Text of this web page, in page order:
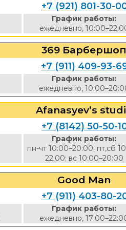
+7 (921) 801-30-
График работы:
ежедневно,
369 Барбершоп
+7 (911) 409-93-
График работы:
ежедневно,
Afanasyev’s
+7 (8142) 50-50-
График работы:
пн-чт 10:00–20:00; пт,сб
22:00; вс 10:00–20:00
Good Man
+7 (911) 403-80-
График работы:
ежедневно,